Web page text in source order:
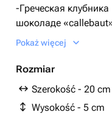
-Греческая
шоколаде
-Голубика
-Коробка
-пакет подарочный
-Наклейка
Pokaż więcej
Rozmiar
Szerokość - 20 cm
Wysokość - 5 cm